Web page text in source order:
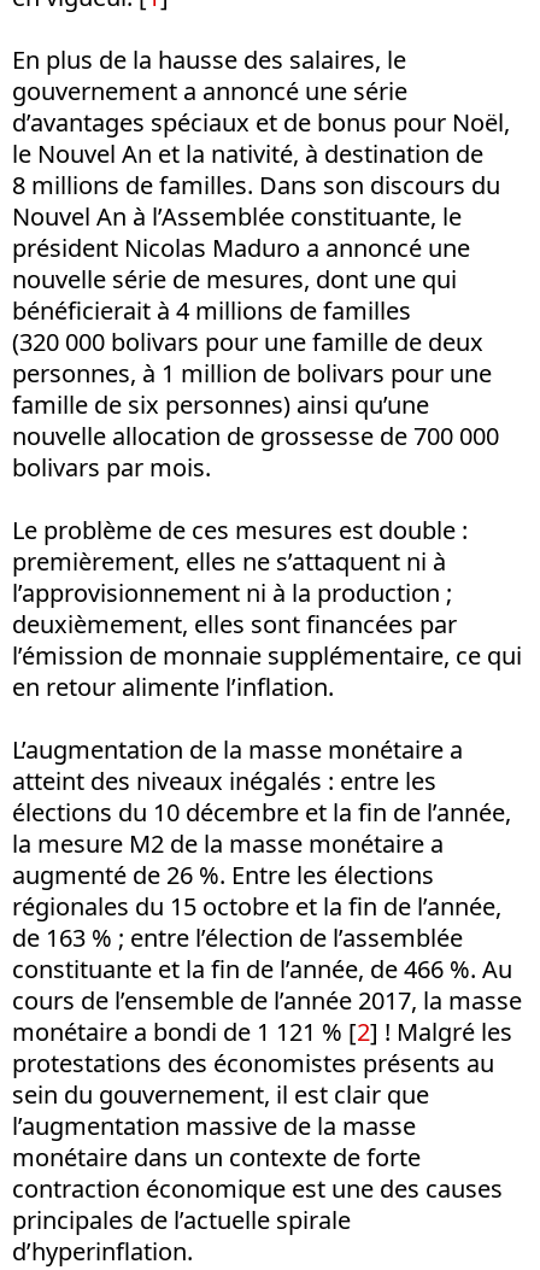
En plus de la hausse des salaires, le
gouvernement a annoncé une série
d’avantages spéciaux et de bonus pour Noël,
le Nouvel An et la nativité, à destination de
8 millions de familles. Dans son discours du
Nouvel An à l’Assemblée constituante, le
président Nicolas Maduro a annoncé une
nouvelle série de mesures, dont une qui
bénéficierait à 4 millions de familles
(320 000 bolivars pour une famille de deux
personnes, à 1 million de bolivars pour une
famille de six personnes) ainsi qu’une
nouvelle allocation de grossesse de 700 000
bolivars par mois.
Le problème de ces mesures est double :
premièrement, elles ne s’attaquent ni à
l’approvisionnement ni à la production ;
deuxièmement, elles sont financées par
l’émission de monnaie supplémentaire, ce qui
en retour alimente l’inflation.
L’augmentation de la masse monétaire a
atteint des niveaux inégalés : entre les
élections du 10 décembre et la fin de l’année,
la mesure M2 de la masse monétaire a
augmenté de 26 %. Entre les élections
régionales du 15 octobre et la fin de l’année,
de 163 % ; entre l’élection de l’assemblée
constituante et la fin de l’année, de 466 %. Au
cours de l’ensemble de l’année 2017, la masse
monétaire a bondi de 1 121 % [2] ! Malgré les
protestations des économistes présents au
sein du gouvernement, il est clair que
l’augmentation massive de la masse
monétaire dans un contexte de forte
contraction économique est une des causes
principales de l’actuelle spirale
d’hyperinflation.